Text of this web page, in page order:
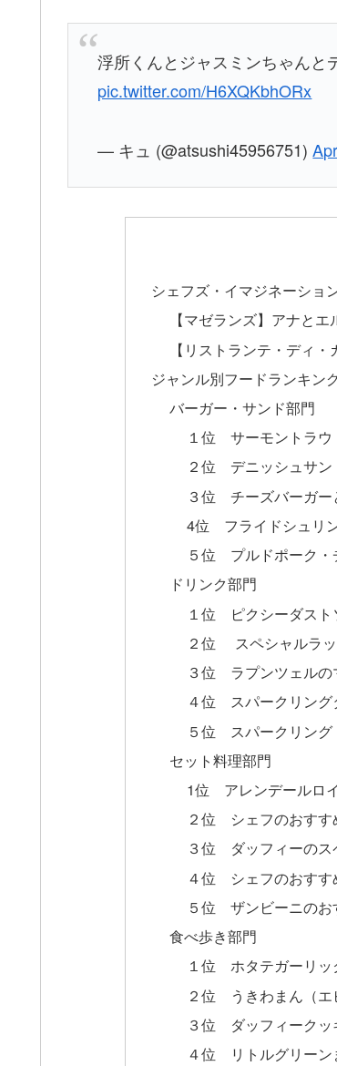
浮所くんとジャスミンちゃんと
pic.twitter.com/H6XQKbhORx
— キュ (@atsushi45956751)
シェフズ・イマジネーショ
【マゼランズ】アナと
【リストランテ・ディ
ジャンル別フードランキン
バーガー・サンド部門
１位 サーモントラウ
２位 デニッシュサン
３位 チーズバーガ
4位 フライドシュリ
５位 プルドポーク・
ドリンク部門
１位 ピクシーダスト
２位 スペシャルラッ
３位 ラプンツェルの
４位 スパークリング
５位 スパークリング
セット料理部門
1位 アレンデールロ
２位 シェフのおすす
３位 ダッフィーのス
４位 シェフのおすす
５位 ザンビーニのお
食べ歩き部門
１位 ホタテガーリッ
２位 うきわまん（エ
３位 ダッフィークッ
４位 リトルグリーン